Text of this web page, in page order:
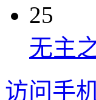
25
无主
访问手